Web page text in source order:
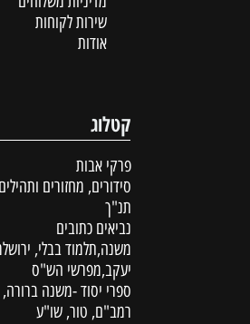
שירות לקוחות
אודות
קטלוג
פרקי אבות
סידורים, מחזורים ותהילים
תנ"ך
נביאים כתובים
משנה,תלמוד בבלי,
יעקב,מפרשי הש"ס
ספרי יסוד -משנה ברורה,
רמב"ם, טור, שו"ע